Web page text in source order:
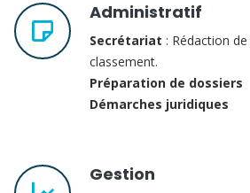
Administratif
Secrétariat : Rédaction
classement.
Préparation de dossiers
Démarches juridiques
Gestion